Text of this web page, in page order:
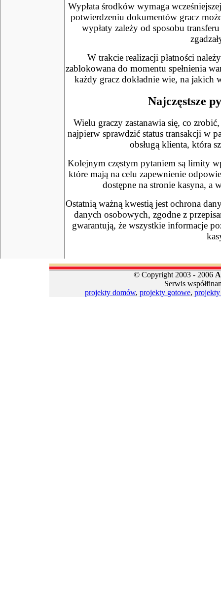
Wypłata środków wymaga
potwierdzeniu dokumentów gracz
wypłaty zależy od sposobu
W trakcie realizacji płatności
zablokowana do momentu spełnienia
każdy gracz dokładnie wie, na jakich
Najczęstsze
Wielu graczy zastanawia się, co
najpierw sprawdzić status transakcji w
obsługą klienta, która
Kolejnym częstym pytaniem są limity
które mają na celu zapewnienie
dostępne na stronie kasyna, a
Ostatnią ważną kwestią jest ochrona
danych osobowych, zgodne z
gwarantują, że wszystkie informacje
© Copyright 2003 - 2006
Serwis
projekty domów, projekty gotowe,